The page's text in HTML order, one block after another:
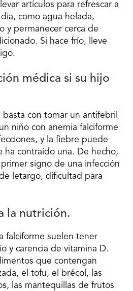
artículos para refrescar a
como agua helada,
y permanecer cerca de
Si hace frío, lleve
médica si su hijo
basta con tomar un antifebril
niño con anemia falciforme
y la fiebre puede
ha contraído una. De hecho,
signo de una infección
letargo, dificultad para
la nutrición.
falciforme suelen tener
y carencia de vitamina D.
que contengan
el tofu, el brécol, las
las mantequillas de frutos